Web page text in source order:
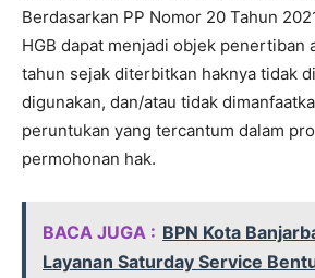
Berdasarkan PP Nomor 20 Tahun
HGB dapat menjadi objek penertiban
tahun sejak diterbitkan haknya tidak
digunakan, dan/atau tidak
peruntukan yang tercantum dalam
permohonan hak.
BACA JUGA : BPN Kota
Layanan Saturday Service